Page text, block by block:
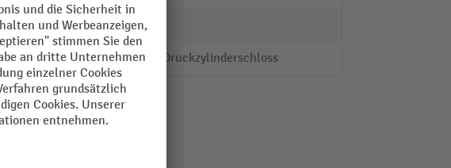
PAVOY
Dreh-Druckzylinderschloss